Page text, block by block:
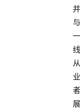
并
与
一
线
从
业
者
展